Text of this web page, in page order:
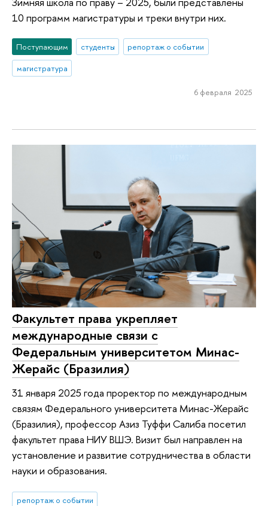
10 программ магистратуры и треки внутри них.
Поступающим студенты
репортаж о событии
магистратура
6 февраля 2025
Факультет права укрепляет
международные связи с
Федеральным университетом Минас-
Жерайс (Бразилия)
31 января 2025 года проректор по международным
связям Федерального университета Минас-Жерайс
(Бразилия), профессор Азиз Туффи Салиба посетил
факультет права НИУ ВШЭ. Визит был направлен на
установление и развитие сотрудничества в области
науки и образования.
репортаж о событии